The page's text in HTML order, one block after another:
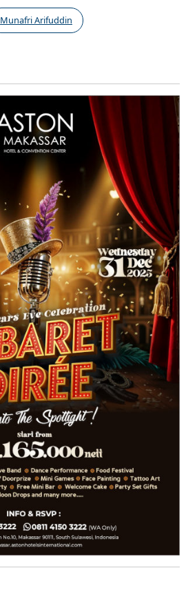
Munafri Arifuddin